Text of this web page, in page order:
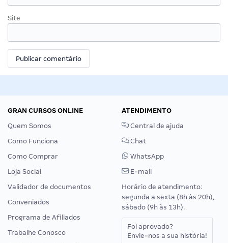
Site
GRAN CURSOS ONLINE
Quem Somos
Como Funciona
Como Comprar
Loja Social
Validador de documentos
Conveniados
Programa de Afiliados
Trabalhe Conosco
ATENDIMENTO
Central de ajuda
Chat
WhatsApp
E-mail
Horário de atendimento:
segunda a sexta (8h às 20h),
sábado (9h às 13h).
Foi aprovado?
Envie-nos a sua história!